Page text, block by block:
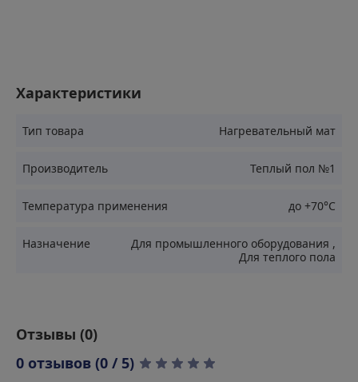
Характеристики
Тип товара Нагревательный мат
Производитель Теплый пол №1
Температура применения до +70°С
Назначение Для промышленного оборудования ,
Для теплого пола
Отзывы (0)
0 отзывов (0 / 5)